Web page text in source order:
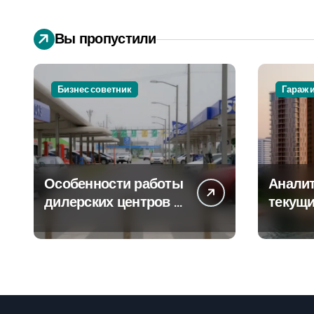
Вы пропустили
Бизнес советник
Особенности работы
дилерских центров и
на крупных
Гараж